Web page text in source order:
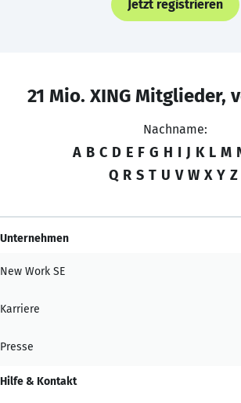
Jetzt registrieren
21 Mio. XING Mitglieder,
Nachname:
A B C D E F G H I J K L M
Q R S T U V W X Y Z
Unternehmen
New Work SE
Karriere
Presse
Hilfe & Kontakt